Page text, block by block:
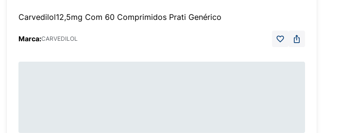
Carvedilol12,5mg Com 60 Comprimidos Prati Genérico
Marca:CARVEDILOL